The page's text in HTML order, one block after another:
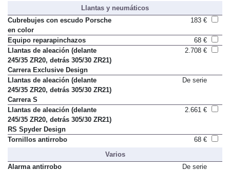
Llantas y neumáticos
Cubrebujes con escudo Porsche
en color
183 €
Equipo reparapinchazos
68 €
Llantas de aleación (delante
245/35 ZR20, detrás 305/30 ZR21)
Carrera Exclusive Design
2.708 €
Llantas de aleación (delante
245/35 ZR20, detrás 305/30 ZR21)
Carrera S
De serie
Llantas de aleación (delante
245/35 ZR20, detrás 305/30 ZR21)
RS Spyder Design
2.661 €
Tornillos antirrobo
68 €
Varios
Alarma antirrobo
De serie